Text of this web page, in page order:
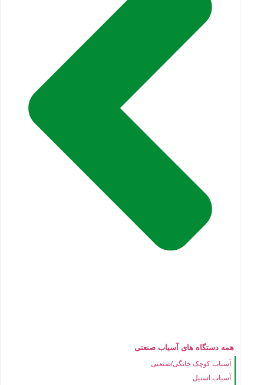
همه دستگاه های آسیاب صنعتی
آسیاب کوچک خانگی/صنعتی
آسیاب استیل